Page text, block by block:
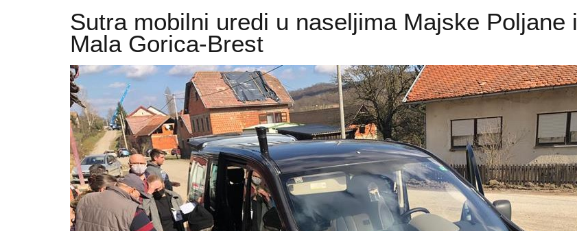
Sutra mobilni uredi u naseljima Majske Poljane i
Mala Gorica-Brest